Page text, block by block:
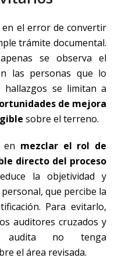
en el error de convertir
trámite documental.
se observa el
las personas que lo
hallazgos se limitan a
de mejora
sobre el terreno.
en mezclar el rol de
directo del proceso
la objetividad y
que percibe la
Para evitarlo,
auditores cruzados y
audita no tenga
el área revisada.